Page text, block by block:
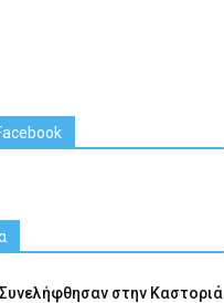
Συνελήφθησαν στην Καστοριά